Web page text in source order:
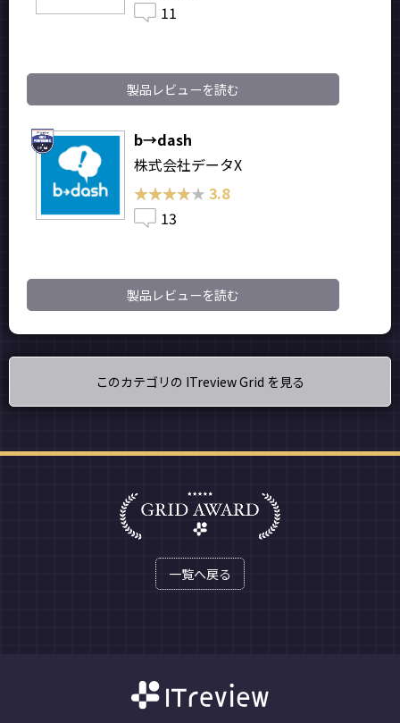
11
製品レビューを読む
b→dash
株式会社データX
★★★★★
★★★★★ 3.8
13
製品レビューを読む
このカテゴリの ITreview Grid を見る
一覧へ戻る